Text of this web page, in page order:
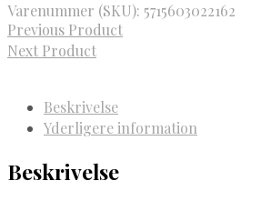
Varenummer (SKU): 5715603022162
Previous Product
Next Product
Beskrivelse
Yderligere information
Beskrivelse